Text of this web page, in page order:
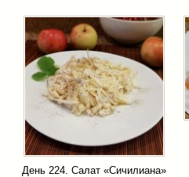
День 224. Салат «Сичилиана»